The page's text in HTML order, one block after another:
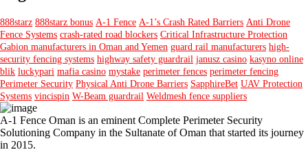
888starz 888starz bonus A-1 Fence A-1’s Crash Rated Barriers Anti Drone
Fence Systems crash-rated road blockers Critical Infrastructure Protection
Gabion manufacturers in Oman and Yemen guard rail manufacturers high-
security fencing systems highway safety guardrail janusz casino kasyno online
blik luckypari mafia casino mystake perimeter fences perimeter fencing
Perimeter Security Physical Anti Drone Barriers SapphireBet UAV Protection
Systems vincispin W-Beam guardrail Weldmesh fence suppliers
A-1 Fence Oman is an eminent Complete Perimeter Security
Solutioning Company in the Sultanate of Oman that started its journey
in 2015.